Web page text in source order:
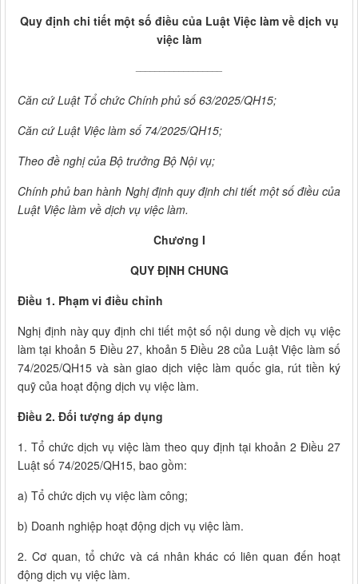
Quy định chi tiết một số điều của Luật Việc làm về dịch vụ
việc làm
Căn cứ Luật Tổ chức Chính phủ số 63/2025/QH15;
Căn cứ Luật Việc làm số 74/2025/QH15;
Theo đề nghị của Bộ trưởng Bộ Nội vụ;
Chính phủ ban hành Nghị định quy định chi tiết một số điều của
Luật Việc làm về dịch vụ việc làm.
Chương I
QUY ĐỊNH CHUNG
Điều 1. Phạm vi điều chỉnh
Nghị định này quy định chi tiết một số nội dung về dịch vụ việc
làm tại khoản 5 Điều 27, khoản 5 Điều 28 của Luật Việc làm số
74/2025/QH15 và sàn giao dịch việc làm quốc gia, rút tiền ký
quỹ của hoạt động dịch vụ việc làm.
Điều 2. Đối tượng áp dụng
1. Tổ chức dịch vụ việc làm theo quy định tại khoản 2 Điều 27
Luật số 74/2025/QH15, bao gồm:
a) Tổ chức dịch vụ việc làm công;
b) Doanh nghiệp hoạt động dịch vụ việc làm.
2. Cơ quan, tổ chức và cá nhân khác có liên quan đến hoạt
động dịch vụ việc làm.